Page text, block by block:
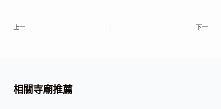
上一 下一
相關寺廟推薦